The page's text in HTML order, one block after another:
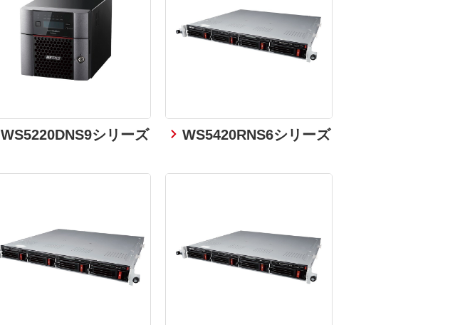
WS5220DNS9シリーズ WS5420RNS6シリーズ